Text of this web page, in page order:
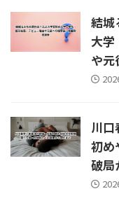
実なのか・最後の
稿はいつだったのか 結
いうと、川端か ...
結城
大学
や元
川口
初め
破局